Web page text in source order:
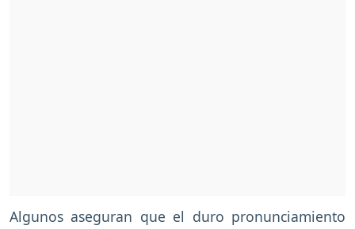
Algunos aseguran que el duro pronunciamiento